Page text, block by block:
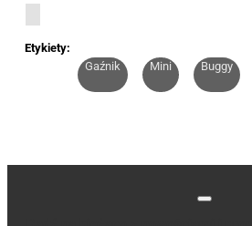
Etykiety:
Gaźnik
Mini Buggy